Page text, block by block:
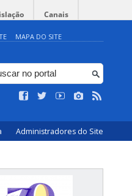
Canais
MAPA DO SITE
Administradores do Site